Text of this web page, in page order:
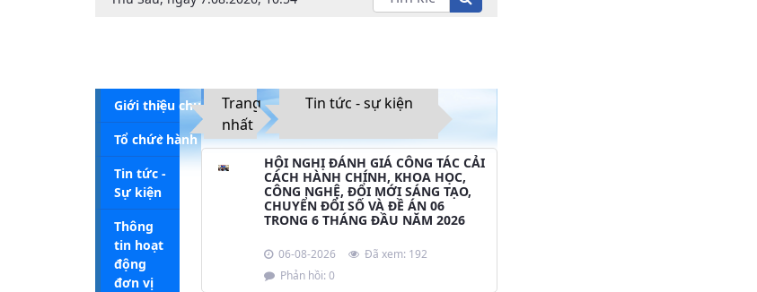
Giới thiệu chung
Tổ chức hành chính
Tin tức -
Sự kiện
Thông
tin hoạt
động
đơn vị
Trang
nhất
Tin tức - sự kiện
HỘI NGHỊ ĐÁNH GIÁ CÔNG TÁC CẢI
CÁCH HÀNH CHÍNH, KHOA HỌC,
CÔNG NGHỆ, ĐỔI MỚI SÁNG TẠO,
CHUYỂN ĐỔI SỐ VÀ ĐỀ ÁN 06
TRONG 6 THÁNG ĐẦU NĂM 2026
06-08-2026
Đã xem: 192
Phản hồi: 0